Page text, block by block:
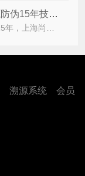
上海尚源防伪15年技术沉淀：防伪标签，从来不止印刷
溯源系统
会员